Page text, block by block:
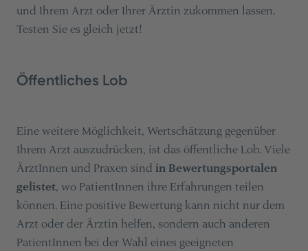
und Ihrem Arzt oder Ihrer Ärztin zukommen lassen.
Testen Sie es gleich jetzt!
Öffentliches Lob
Eine weitere Möglichkeit, Wertschätzung gegenüber
Ihrem Arzt auszudrücken, ist das öffentliche Lob. Viele
ÄrztInnen und Praxen sind in Bewertungsportalen
gelistet, wo PatientInnen ihre Erfahrungen teilen
können. Eine positive Bewertung kann nicht nur dem
Arzt oder der Ärztin helfen, sondern auch anderen
PatientInnen bei der Wahl eines geeigneten